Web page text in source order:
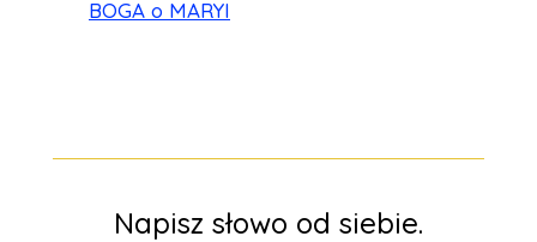
BOGA o MARYI
Napisz słowo od siebie.